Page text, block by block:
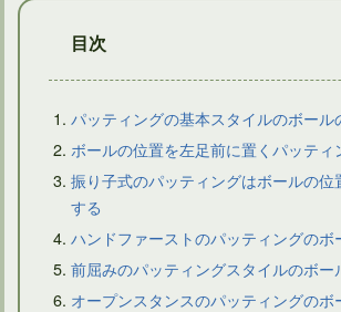
ドライバーショットでティーが後ろに飛ぶよ
目次
パッティングの基本スタイルのボール
ボールの位置を左足前に置くパッティ
振り子式のパッティングはボールの位
する
ハンドファーストのパッティングのボ
前屈みのパッティングスタイルのボー
オープンスタンスのパッティングのボ